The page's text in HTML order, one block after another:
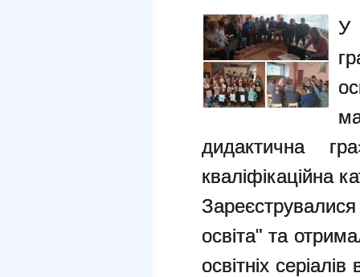
У
дидактична
кваліфікаційна
освіта" та
освітніх